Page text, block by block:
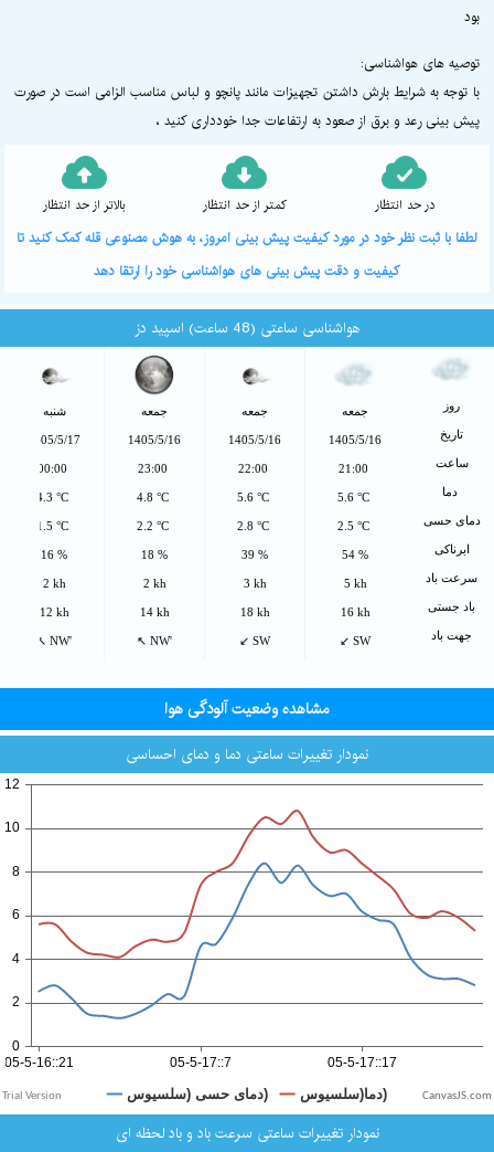
بود
توصیه های هواشناسی:
با توجه به شرایط بارش داشتن تجهیزات مانند پانچو و لباس مناسب الزامی است در صورت
پیش بینی رعد و برق از صعود به ارتفاعات جدا خودداری کنید ،
بالاتر از حد انتظار کمتر از حد انتظار در حد انتظار
لطفا با ثبت نظر خود در مورد کیفیت پیش بینی امروز، به هوش مصنوعی قله کمک کنید تا
کیفیت و دقت پیش بینی های هواشناسی خود را ارتقا دهد
هواشناسی ساعتی (48 ساعت) اسپید دز
روز
تاریخ
ساعت
دمای حسی
ابرناکی
سرعت باد
باد جستی
جهت باد
جمعه
1405/5/16
21:00
5.6 °C
2.5 °C
54 %
5 kh
16 kh
↙ SW
جمعه
1405/5/16
22:00
5.6 °C
2.8 °C
39 %
3 kh
18 kh
↙ SW
جمعه
1405/5/16
23:00
4.8 °C
2.2 °C
18 %
2 kh
14 kh
↖ NW'
شنبه
1405/5/17
00:00
4.3 °C
1.5 °C
16 %
2 kh
12 kh
↖ NW'
مشاهده وضعیت آلودگی هوا
نمودار تغییرات ساعتی دما و دمای احساسی
CanvasJS.com
نمودار تغییرات ساعتی سرعت باد و باد لحظه ای